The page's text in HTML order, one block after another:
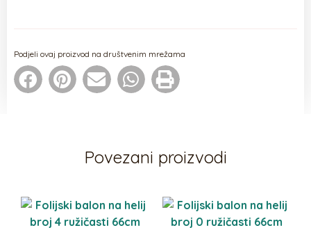
Podjeli ovaj proizvod na društvenim mrežama
Povezani proizvodi